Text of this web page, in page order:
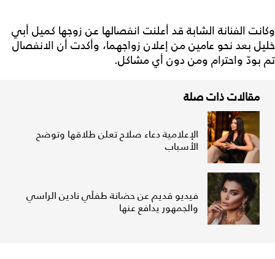
وكانت الفنانة الشابة قد أعلنت انفصالها عن زوجها كميل أبي
خليل بعد نحو عامين من إعلان زواجهما، وأكدت أن الانفصال
تم بودّ واحترام ومن دون أي مشاكل.
مقالات ذات صلة
الإعلامية دعاء صلاح تعلن طلاقها وتوضح
الأسباب
فيديو قديم عن حضانة طفلَي نادين الراسي
والجمهور يدافع عنها